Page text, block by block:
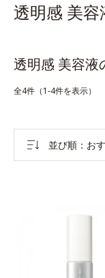
透明感 美
透明感 美容
全4件（1-4件を表示）
並び順 お